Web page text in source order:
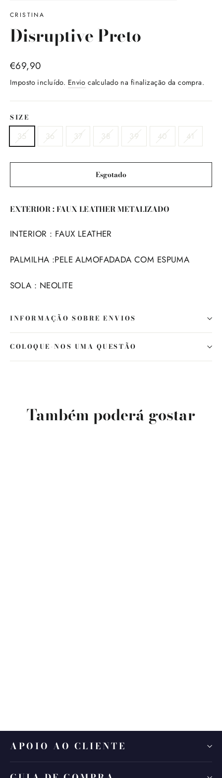
CRISTINA
Disruptive Preto
Preço
normal
€69,90
Imposto incluído. Envio calculado na finalização da compra.
SIZE
35 36 37 38 39 40 41
Esgotado
EXTERIOR : FAUX LEATHER METALIZADO
INTERIOR : FAUX LEATHER
PALMILHA :PELE ALMOFADADA COM ESPUMA
SOLA : NEOLITE
INFORMAÇÃO SOBRE ENVIOS
COLOQUE-NOS UMA QUESTÃO
Também poderá gostar
APOIO AO CLIENTE